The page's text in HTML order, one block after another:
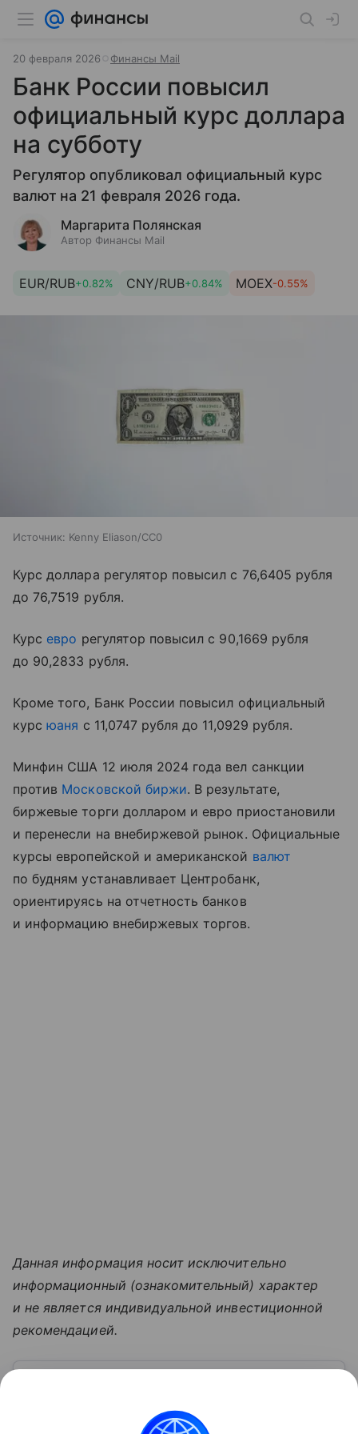
20 февраля 2026 Финансы Mail
Банк России повысил
официальный курс доллара
на субботу
Регулятор опубликовал официальный курс
валют на 21 февраля 2026 года.
Маргарита Полянская
Автор Финансы Mail
EUR/RUB+0.82% CNY/RUB+0.84% MOEX-0.55%
Источник: Kenny Eliason/CC0
Курс доллара регулятор повысил с 76,6405 рубля
до 76,7519 рубля.
Курс евро регулятор повысил с 90,1669 рубля
до 90,2833 рубля.
Кроме того, Банк России повысил официальный
курсюаня с 11,0747 рубля до 11,0929 рубля.
Минфин США 12 июля 2024 года вел санкции
против Московской биржи. В результате,
биржевые торги долларом и евро приостановили
и перенесли на внебиржевой рынок. Официальные
курсы европейской и американской валют
по будням устанавливает Центробанк,
ориентируясь на отчетность банков
и информацию внебиржевых торгов.
Данная информация носит исключительно
информационный (ознакомительный) характер
и не является индивидуальной инвестиционной
рекомендацией.